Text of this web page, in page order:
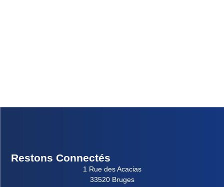
Restons Connectés
1 Rue des Acacias
33520 Bruges